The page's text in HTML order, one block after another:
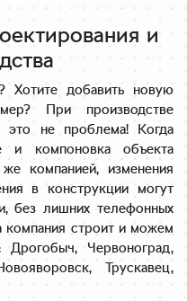
и
Хотите добавить новую
При производстве
не проблема! Когда
и компоновка объекта
компанией, изменения
в конструкции могут
без лишних телефонных
строит и можем
Дрогобыч, Червоноград,
Трускавец,